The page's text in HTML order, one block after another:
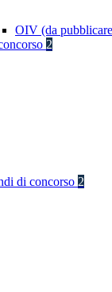
OIV (da
2
di concorso 2